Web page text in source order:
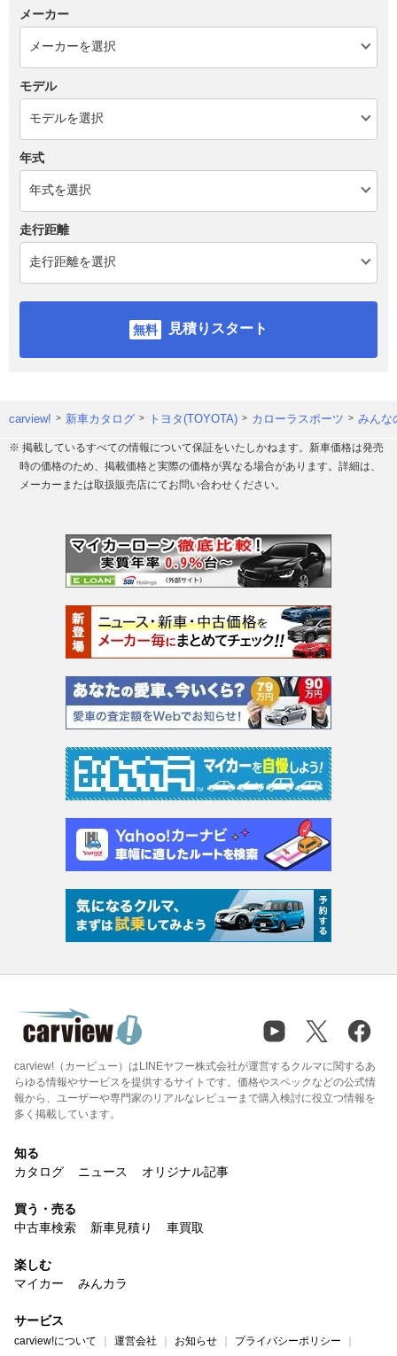
メーカー
モデル
年式
走行距離
見積りスタート
carview! 新車カタログ トヨタ(TOYOTA) カローラスポーツ みんな
※ 掲載しているすべての情報について保証をいたしかねます。新車価格は発売
時の価格のため、掲載価格と実際の価格が異なる場合があります。詳細は、
メーカーまたは取扱販売店にてお問い合わせください。
carview!（カービュー）はLINEヤフー株式会社が運営するクルマに関するあ
らゆる情報やサービスを提供するサイトです。価格やスペックなどの公式情
報から、ユーザーや専門家のリアルなレビューまで購入検討に役立つ情報を
多く掲載しています。
知る
カタログ
ニュース オリジナル記事
買う・売る
中古車検索
新車見積り 車買取
楽しむ
マイカー
みんカラ
サービス
carview!について 運営会社 お知らせ
プライバシーポリシー